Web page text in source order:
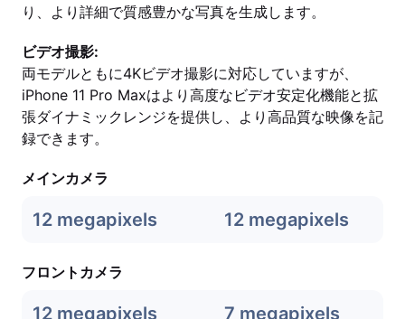
り、より詳細で質感豊かな写真を生成します。
ビデオ撮影:
両モデルともに4Kビデオ撮影に対応していますが、
iPhone 11 Pro Maxはより高度なビデオ安定化機能と拡
張ダイナミックレンジを提供し、より高品質な映像を記
録できます。
メインカメラ
12 megapixels 12 megapixels
フロントカメラ
12 megapixels 7 megapixels